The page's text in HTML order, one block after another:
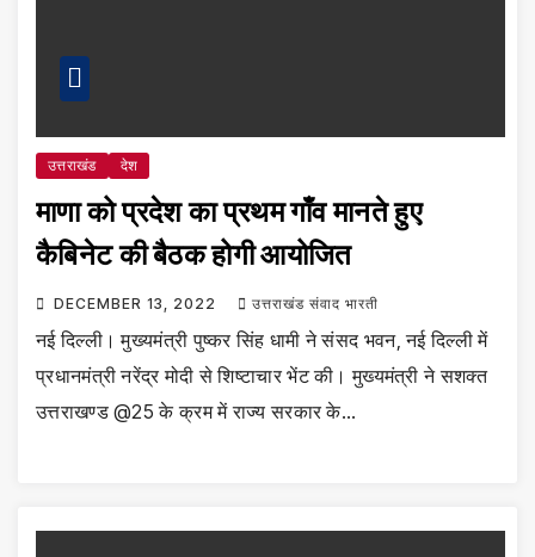
उत्तराखंड देश
माणा को प्रदेश का प्रथम गाँव मानते हुए
कैबिनेट की बैठक होगी आयोजित
DECEMBER 13, 2022 उत्तराखंड संवाद भारती
नई दिल्ली। मुख्यमंत्री पुष्कर सिंह धामी ने संसद भवन, नई दिल्ली में
प्रधानमंत्री नरेंद्र मोदी से शिष्टाचार भेंट की। मुख्यमंत्री ने सशक्त
उत्तराखण्ड @25 के क्रम में राज्य सरकार के…